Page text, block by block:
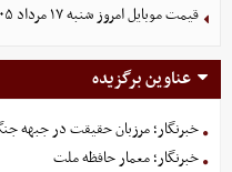
قیمت موبایل‌ امروز شنبه ۱۷ مرداد ۱۴۰۵
عناوین برگزیده
خبرنگار؛ مرزبان حقیقت در جبهه
خبرنگار؛ معمار حافظه ملت